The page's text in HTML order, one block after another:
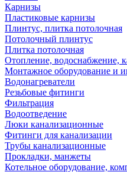
Карнизы
Пластиковые карнизы
Плинтус, плитка потолочная
Потолочный плинтус
Плитка потолочная
Отопление, водоснабжение,
Монтажное оборудование и
Водонагреватели
Резьбовые фитинги
Фильтрация
Водоотведение
Люки канализационные
Фитинги для канализации
Трубы канализационные
Прокладки, манжеты
Котельное оборудование,